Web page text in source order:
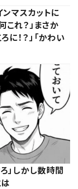
マスカットに
これ？」まさか
！？」「かわい
」しかし数時間